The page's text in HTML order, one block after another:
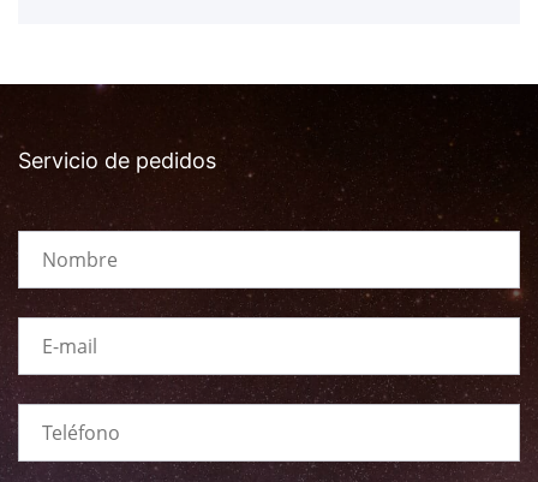
Servicio de pedidos